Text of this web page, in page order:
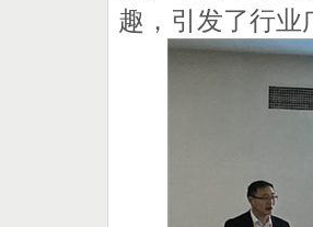
趣，引发了行业